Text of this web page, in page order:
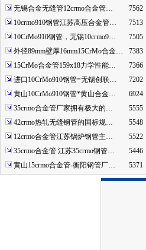
无锡合金无缝管12crmo合金管…
7562
10crmo910钢管江苏高压合金管…
7513
10CrMo910钢管，无锡10crmo9…
7505
外径89mm壁厚16mm15CrMo合金…
7383
15CrMo合金管159x18力学性能…
7366
进口10CrMo910钢管=无锡创联…
7202
黄山10CrMo910钢管*黄山合金…
6924
35crmo合金管厂家拥有极大的…
5555
42crmo热轧无缝钢管的国标规…
5548
12crmo合金管江苏锅炉钢管主…
5522
35crmo合金管 江苏35crmo钢管…
5446
黄山15crmo合金管-衡阳钢管厂…
5371